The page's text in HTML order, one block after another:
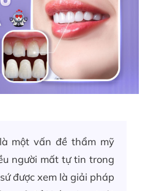
một vấn đề thẩm mỹ
người mất tự tin trong
được xem là giải pháp